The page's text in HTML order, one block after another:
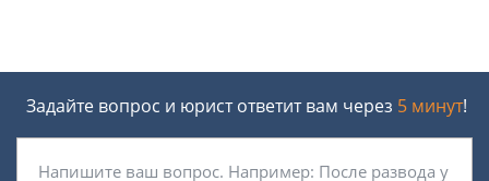
Задайте вопрос и юрист ответит вам через 5 минут!